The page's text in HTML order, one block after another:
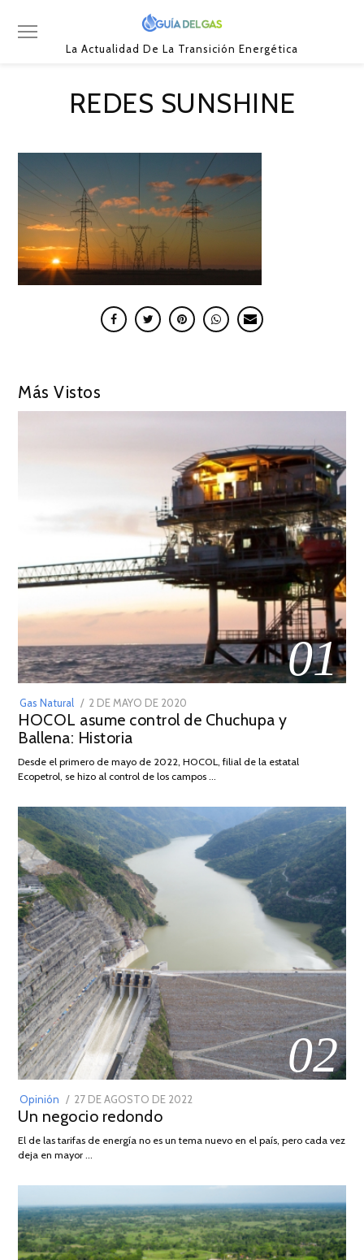
La Actualidad De La Transición Energética
REDES SUNSHINE
Más Vistos
01
Gas Natural
POSTED
ON
2 DE MAYO DE 2020
DE
2026
HOCOL asume control de Chuchupa y
Ballena: Historia
Desde el primero de mayo de 2022, HOCOL, filial de la estatal
Ecopetrol, se hizo al control de los campos …
02
Opinión
POSTED
ON
27 DE AGOSTO DE 2022
DE
Un negocio redondo
El de las tarifas de energía no es un tema nuevo en el país, pero cada vez
deja en mayor …